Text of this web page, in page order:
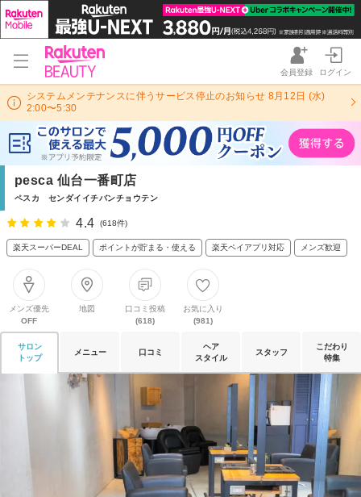
会員登録 ログイン
システムメンテナンスに伴うサービス停止のお知らせ 8月12日 (水)
2:00〜5:30
pesca 仙台一番町店
ペスカ センダイイチバンチョウテン
4.4 (618件)
楽天スーパーDEAL ポイントが貯まる・使える 楽天ペイアプリ対応 メンズ歓迎
メンズ優先
OFF
地図
口コミ投稿
(618)
お気に入り
(981)
サロン
トップ
メニュー 口コミ
ヘア
スタイル
スタッフ
こだわり
特集